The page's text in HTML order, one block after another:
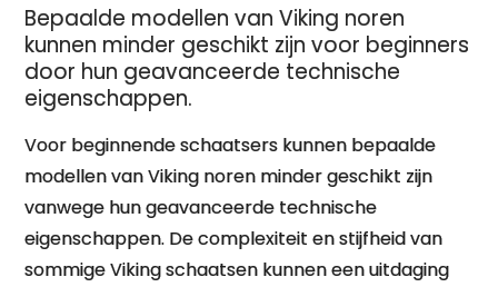
Bepaalde modellen van Viking noren
kunnen minder geschikt zijn voor beginners
door hun geavanceerde technische
eigenschappen.
Voor beginnende schaatsers kunnen bepaalde
modellen van Viking noren minder geschikt zijn
vanwege hun geavanceerde technische
eigenschappen. De complexiteit en stijfheid van
sommige Viking schaatsen kunnen een uitdaging